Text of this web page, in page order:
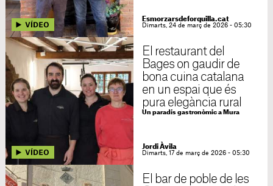
Esmorzarsdeforquilla.cat
Dimarts, 24 de març de 2026 - 05:30
El restaurant del
Bages on gaudir de
bona cuina catalana
en un espai que és
pura elegància rural
Un paradís gastronòmic a Mura
Jordi Àvila
Dimarts, 17 de març de 2026 - 05:30
El bar de poble de les